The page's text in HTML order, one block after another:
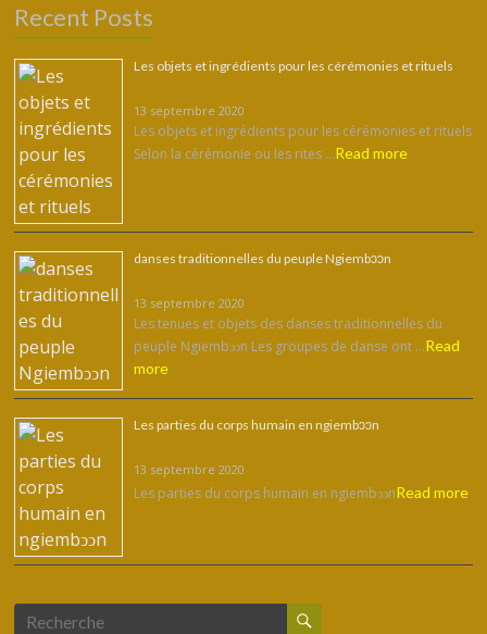
Recent Posts
Les objets et ingrédients pour les cérémonies et rituels
13 septembre 2020
Les objets et ingrédients pour les cérémonies et rituels
Selon la cérémonie ou les rites …Read more
danses traditionnelles du peuple Ngiembͻͻn
13 septembre 2020
Les tenues et objets des danses traditionnelles du
peuple Ngiembͻͻn Les groupes de danse ont …Read
more
Les parties du corps humain en ngiembↄↄn
13 septembre 2020
Les parties du corps humain en ngiembↄↄnRead more